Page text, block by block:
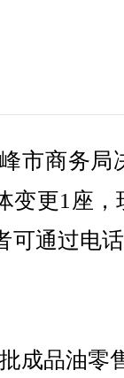
市商务局
变更1 座，
可通过电
批成品油零